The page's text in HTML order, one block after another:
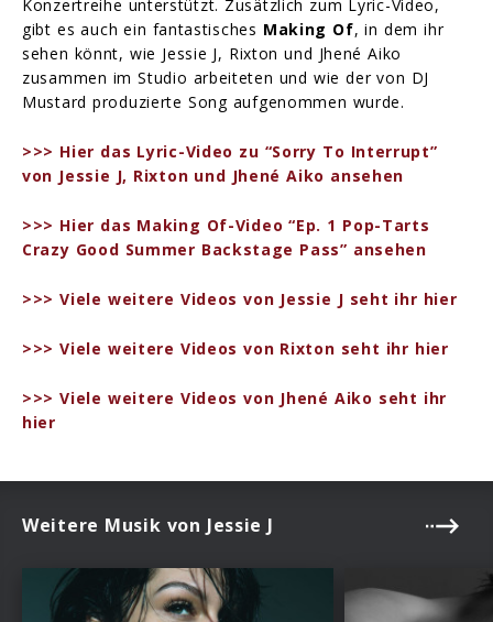
Konzertreihe unterstützt. Zusätzlich zum Lyric-Video,
gibt es auch ein fantastisches Making Of, in dem ihr
sehen könnt, wie Jessie J, Rixton und Jhené Aiko
zusammen im Studio arbeiteten und wie der von DJ
Mustard produzierte Song aufgenommen wurde.
>>> Hier das Lyric-Video zu “Sorry To Interrupt”
von Jessie J, Rixton und Jhené Aiko ansehen
>>> Hier das Making Of-Video “Ep. 1 Pop-Tarts
Crazy Good Summer Backstage Pass” ansehen
>>> Viele weitere Videos von Jessie J seht ihr hier
>>> Viele weitere Videos von Rixton seht ihr hier
>>> Viele weitere Videos von Jhené Aiko seht ihr
hier
Weitere Musik von Jessie J